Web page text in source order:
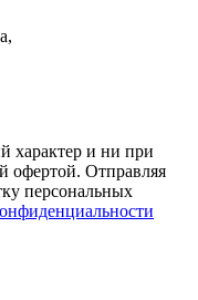
характер и ни при
офертой. Отправляя
персональных